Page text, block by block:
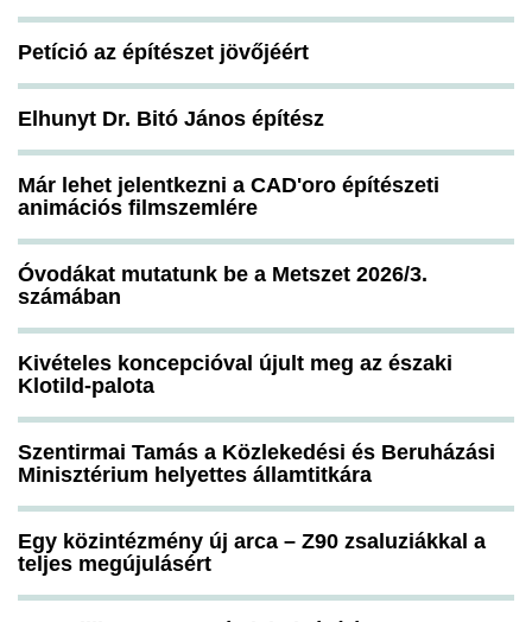
Petíció az építészet jövőjéért
Elhunyt Dr. Bitó János építész
Már lehet jelentkezni a CAD'oro építészeti
animációs filmszemlére
Óvodákat mutatunk be a Metszet 2026/3.
számában
Kivételes koncepcióval újult meg az északi
Klotild-palota
Szentirmai Tamás a Közlekedési és Beruházási
Minisztérium helyettes államtitkára
Egy közintézmény új arca – Z90 zsaluziákkal a
teljes megújulásért